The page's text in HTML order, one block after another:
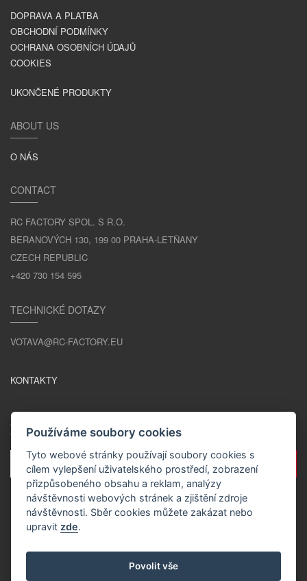
DOPRAVA A PLATBA
OBCHODNÍ PODMÍNKY
OCHRANA OSOBNÍCH ÚDAJŮ
COOKIES
UKONČENÉ PRODUKTY
ABOUT US
O NÁS
CONTACT
RC FACTORY SPOL. S R.O.
BERANOVÝCH 130, 199 00 PRAHA-LETŇANY
CZECH REPUBLIC
+420 730 154 595
TECHNICKÉ DOTAZY
VOTAVA@RC-FACTORY.EU
KONTAKTY
ZŮSTAŇME V KONTAKTU
Používáme soubory cookies
Tyto webové stránky používají soubory cookies s
cílem vylepšení uživatelského prostředí, zobrazení
přizpůsobeného obsahu a reklam, analýzy
návštěvnosti webových stránek a zjištění zdroje
návštěvnosti. Sběr cookies můžete zakázat nebo
upravit zde.
Povolit vše